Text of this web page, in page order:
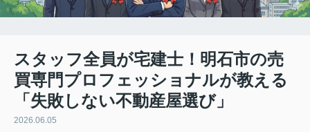
スタッフ全員が宅建士！明石市の売
買専門プロフェッショナルが教える
「失敗しない不動産屋選び」
2026.06.05